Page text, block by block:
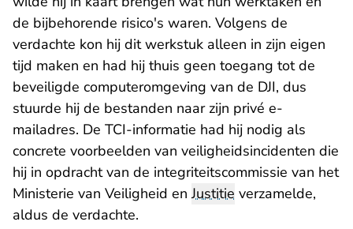
de bijbehorende risico's waren. Volgens de
verdachte kon hij dit werkstuk alleen in zijn eigen
tijd maken en had hij thuis geen toegang tot de
beveiligde computeromgeving van de DJI, dus
stuurde hij de bestanden naar zijn privé e-
mailadres. De TCI-informatie had hij nodig als
concrete voorbeelden van veiligheidsincidenten die
hij in opdracht van de integriteitscommissie van het
Ministerie van Veiligheid enJustitie verzamelde,
aldus de verdachte.